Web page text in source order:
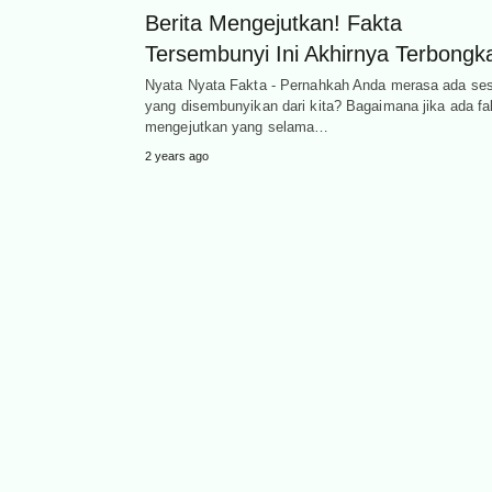
Berita Mengejutkan! Fakta
Tersembunyi Ini Akhirnya
Nyata Nyata Fakta - Pernahkah Anda merasa ada
yang disembunyikan dari kita? Bagaimana jika ada
mengejutkan yang selama…
2 years ago